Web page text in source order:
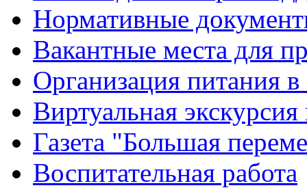
Нормативные
Вакантные места для
Организация питания в
Виртуальная
Газета "Большая
Воспитательная работа